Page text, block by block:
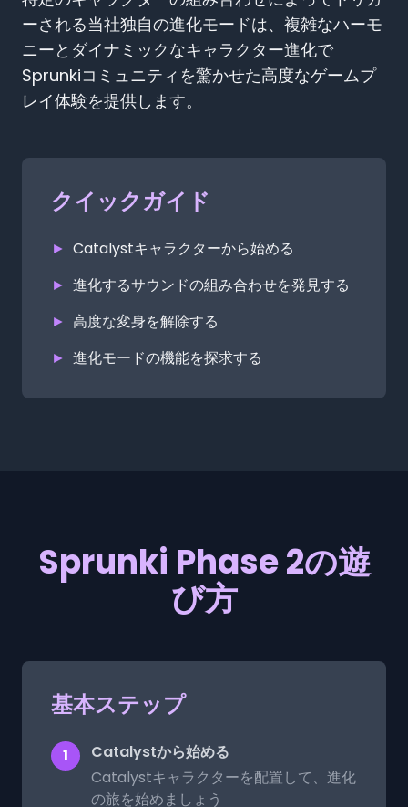
ーされる当社独自の進化モードは、複雑なハーモ
ニーとダイナミックなキャラクター進化で
Sprunkiコミュニティを驚かせた高度なゲームプ
レイ体験を提供します。
クイックガイド
► Catalystキャラクターから始める
► 進化するサウンドの組み合わせを発見する
► 高度な変身を解除する
► 進化モードの機能を探求する
Sprunki Phase 2の遊
び方
基本ステップ
1
Catalystから始める
Catalystキャラクターを配置して、進化
の旅を始めましょう